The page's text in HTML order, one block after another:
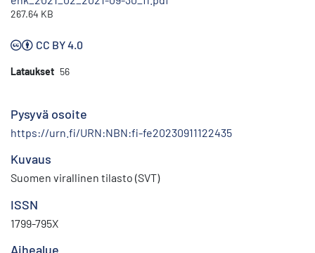
267.64 KB
CC BY 4.0
Lataukset 56
Pysyvä osoite
https://urn.fi/URN:NBN:fi-fe20230911122435
Kuvaus
Suomen virallinen tilasto (SVT)
ISSN
1799-795X
Aihealue